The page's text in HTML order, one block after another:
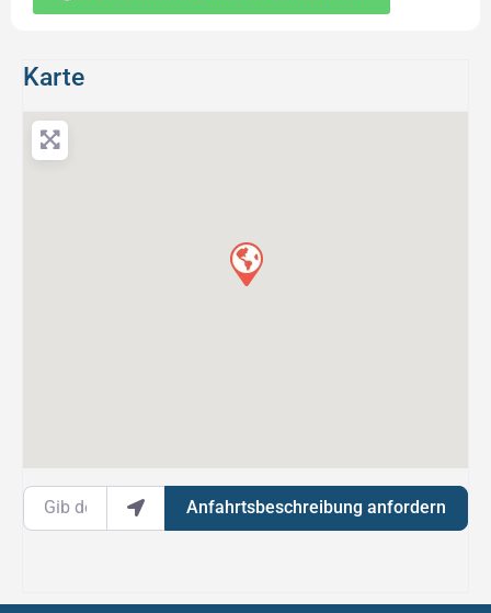
Karte
Gib deinen Standort ein.
Anfahrtsbeschreibung anfordern